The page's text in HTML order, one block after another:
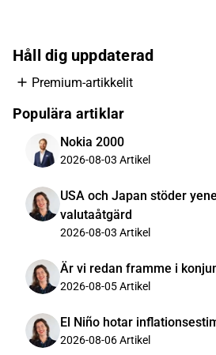
Håll dig uppdaterad
Premium-artikkelit
Populära artiklar
Nokia 2000
2026-08-03 Artikel
USA och Japan stöder
valutaåtgärd
2026-08-03 Artikel
Är vi redan framme i
2026-08-05Artikel
El Niño hotar
2026-08-06Artikel